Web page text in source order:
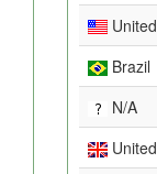
Brazil
N/A